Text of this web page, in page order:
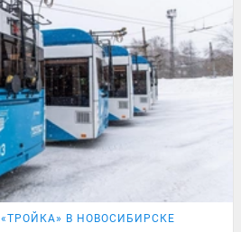
«ТРОЙКА» В НОВОСИБИРСКЕ